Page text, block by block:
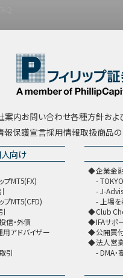
案内お問い合わせ各種方針お
報保護宣言採用情報取扱商品
向け
プMT5(FX)
プMT5(CFD)
信・外債
アドバイザー
引
企業金
J-
上場
Club
IFAサポ
公開買
法人営
DMA